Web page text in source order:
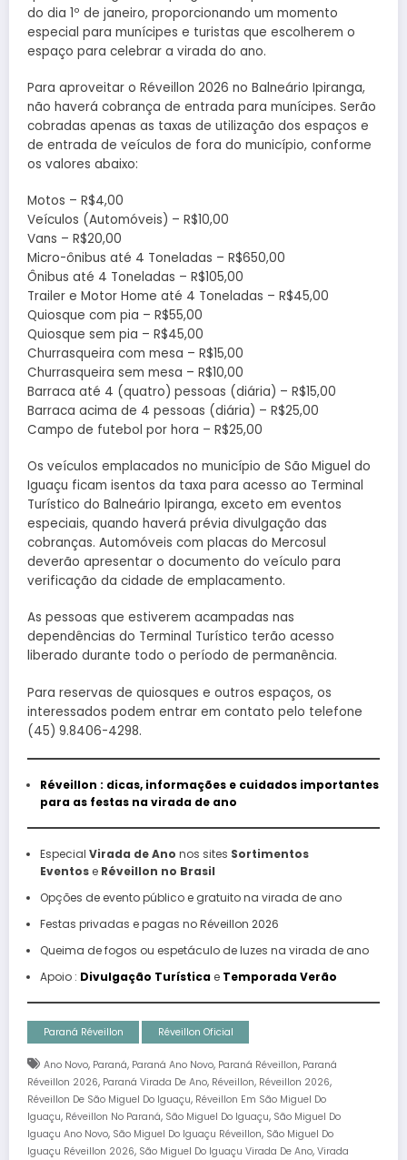
do dia 1º de janeiro, proporcionando um momento
especial para munícipes e turistas que escolherem o
espaço para celebrar a virada do ano.
Para aproveitar o Réveillon 2026 no Balneário Ipiranga,
não haverá cobrança de entrada para munícipes. Serão
cobradas apenas as taxas de utilização dos espaços e
de entrada de veículos de fora do município, conforme
os valores abaixo:
Motos – R$4,00
Veículos (Automóveis) – R$10,00
Vans – R$20,00
Micro-ônibus até 4 Toneladas – R$650,00
Ônibus até 4 Toneladas – R$105,00
Trailer e Motor Home até 4 Toneladas – R$45,00
Quiosque com pia – R$55,00
Quiosque sem pia – R$45,00
Churrasqueira com mesa – R$15,00
Churrasqueira sem mesa – R$10,00
Barraca até 4 (quatro) pessoas (diária) – R$15,00
Barraca acima de 4 pessoas (diária) – R$25,00
Campo de futebol por hora – R$25,00
Os veículos emplacados no município de São Miguel do
Iguaçu ficam isentos da taxa para acesso ao Terminal
Turístico do Balneário Ipiranga, exceto em eventos
especiais, quando haverá prévia divulgação das
cobranças. Automóveis com placas do Mercosul
deverão apresentar o documento do veículo para
verificação da cidade de emplacamento.
As pessoas que estiverem acampadas nas
dependências do Terminal Turístico terão acesso
liberado durante todo o período de permanência.
Para reservas de quiosques e outros espaços, os
interessados podem entrar em contato pelo telefone
(45) 9.8406-4298.
Réveillon : dicas, informações e cuidados importantes
para as festas na virada de ano
Especial Virada de Ano nos sites Sortimentos
Eventose Réveillon no Brasil
Opções de evento público e gratuito na virada de ano
Festas privadas e pagas no Réveillon 2026
Queima de fogos ou espetáculo de luzes na virada de ano
Apoio : Divulgação Turísticae Temporada Verão
Paraná Réveillon Réveillon Oficial
Ano Novo, Paraná, Paraná Ano Novo, Paraná Réveillon, Paraná
Réveillon 2026, Paraná Virada De Ano, Réveillon, Réveillon 2026,
Réveillon De São Miguel Do Iguaçu, Réveillon Em São Miguel Do
Iguaçu, Réveillon No Paraná, São Miguel Do Iguaçu, São Miguel Do
Iguaçu Ano Novo, São Miguel Do Iguaçu Réveillon, São Miguel Do
Iguaçu Réveillon 2026, São Miguel Do Iguaçu Virada De Ano, Virada